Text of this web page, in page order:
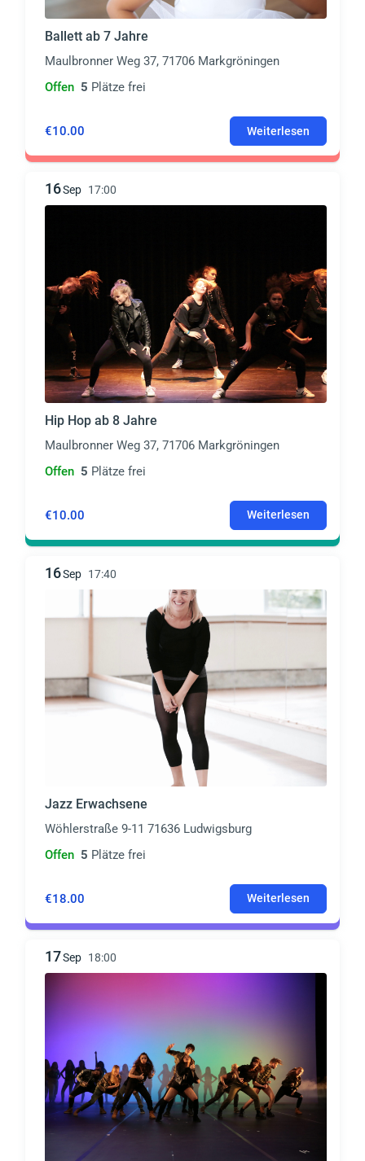
Ballett ab 7 Jahre
Maulbronner Weg 37, 71706 Markgröningen
Offen 5 Plätze frei
€10.00 Weiterlesen
16Sep 17:00
Hip Hop ab 8 Jahre
Maulbronner Weg 37, 71706 Markgröningen
Offen 5 Plätze frei
€10.00 Weiterlesen
16Sep 17:40
Jazz Erwachsene
Wöhlerstraße 9-11 71636 Ludwigsburg
Offen 5 Plätze frei
€18.00 Weiterlesen
17Sep 18:00